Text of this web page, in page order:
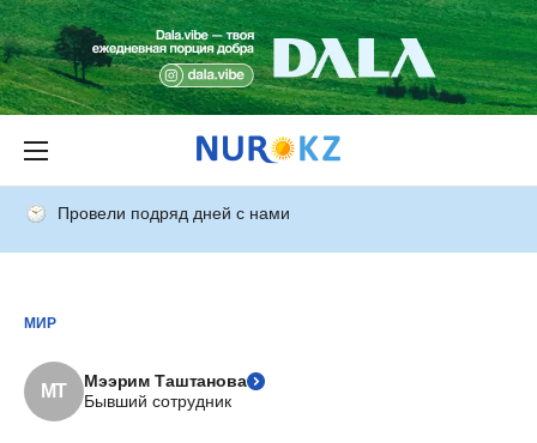
Провели подряд дней с нами
МИР
МТ
Мээрим Таштанова
Бывший сотрудник